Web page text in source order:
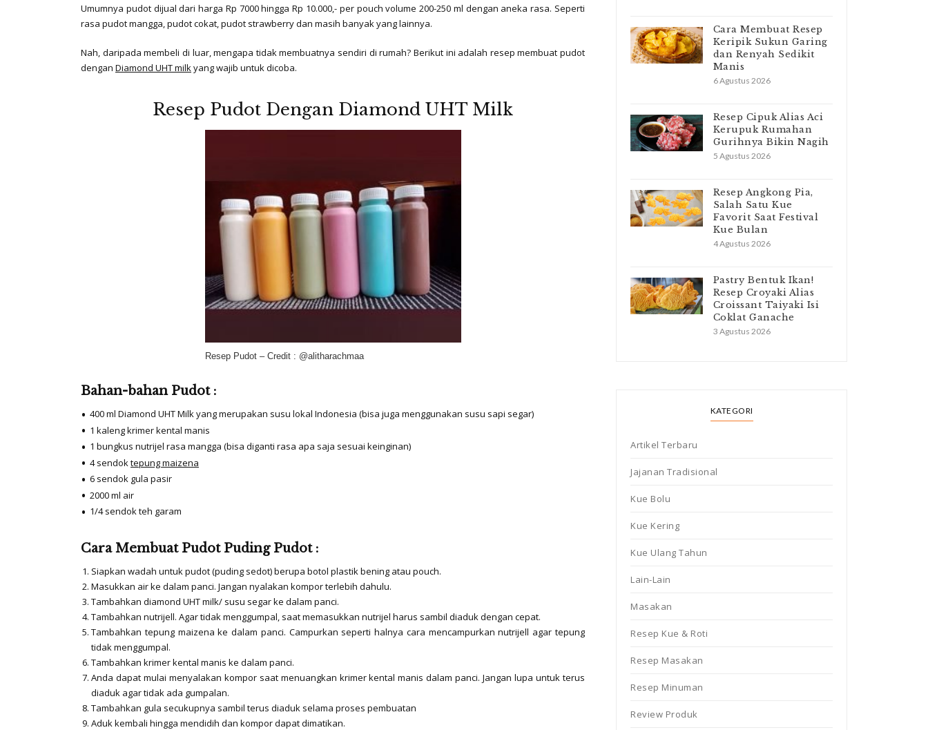
Umumnya pudot dijual dari harga Rp 7000 hingga Rp 10.000,- per pouch volume 200-250 ml dengan aneka rasa. Seperti
rasa pudot mangga, pudot cokat, pudot strawberry dan masih banyak yang lainnya.
Nah, daripada membeli di luar, mengapa tidak membuatnya sendiri di rumah? Berikut ini adalah resep membuat pudot
dengan Diamond UHT milkyang wajib untuk dicoba.
Resep Pudot Dengan Diamond UHT Milk
Resep Pudot – Credit : @alitharachmaa
Bahan-bahan Pudot :
400 ml Diamond UHT Milk yang merupakan susu lokal Indonesia (bisa juga menggunakan susu sapi segar)
1 kaleng krimer kental manis
1 bungkus nutrijel rasa mangga (bisa diganti rasa apa saja sesuai keinginan)
4 sendoktepung maizena
6 sendok gula pasir
2000 ml air
1/4 sendok teh garam
Cara Membuat Pudot Puding Pudot :
Siapkan wadah untuk pudot (puding sedot) berupa botol plastik bening atau pouch.
Masukkan air ke dalam panci. Jangan nyalakan kompor terlebih dahulu.
Tambahkan diamond UHT milk/ susu segar ke dalam panci.
Tambahkan nutrijell. Agar tidak menggumpal, saat memasukkan nutrijel harus sambil diaduk dengan cepat.
Tambahkan tepung maizena ke dalam panci. Campurkan seperti halnya cara mencampurkan nutrijell agar tepung
tidak menggumpal.
Tambahkan krimer kental manis ke dalam panci.
Anda dapat mulai menyalakan kompor saat menuangkan krimer kental manis dalam panci. Jangan lupa untuk terus
diaduk agar tidak ada gumpalan.
Tambahkan gula secukupnya sambil terus diaduk selama proses pembuatan
Aduk kembali hingga mendidih dan kompor dapat dimatikan.
Cara Membuat Resep
Keripik Sukun Garing
dan Renyah Sedikit
Manis
6 Agustus 2026
Resep Cipuk Alias Aci
Kerupuk Rumahan
Gurihnya Bikin Nagih
5 Agustus 2026
Resep Angkong Pia,
Salah Satu Kue
Favorit Saat Festival
Kue Bulan
4 Agustus 2026
Pastry Bentuk Ikan!
Resep Croyaki Alias
Croissant Taiyaki Isi
Coklat Ganache
3 Agustus 2026
KATEGORI
Artikel Terbaru
Jajanan Tradisional
Kue Bolu
Kue Kering
Kue Ulang Tahun
Lain-Lain
Masakan
Resep Kue & Roti
Resep Masakan
Resep Minuman
Review Produk